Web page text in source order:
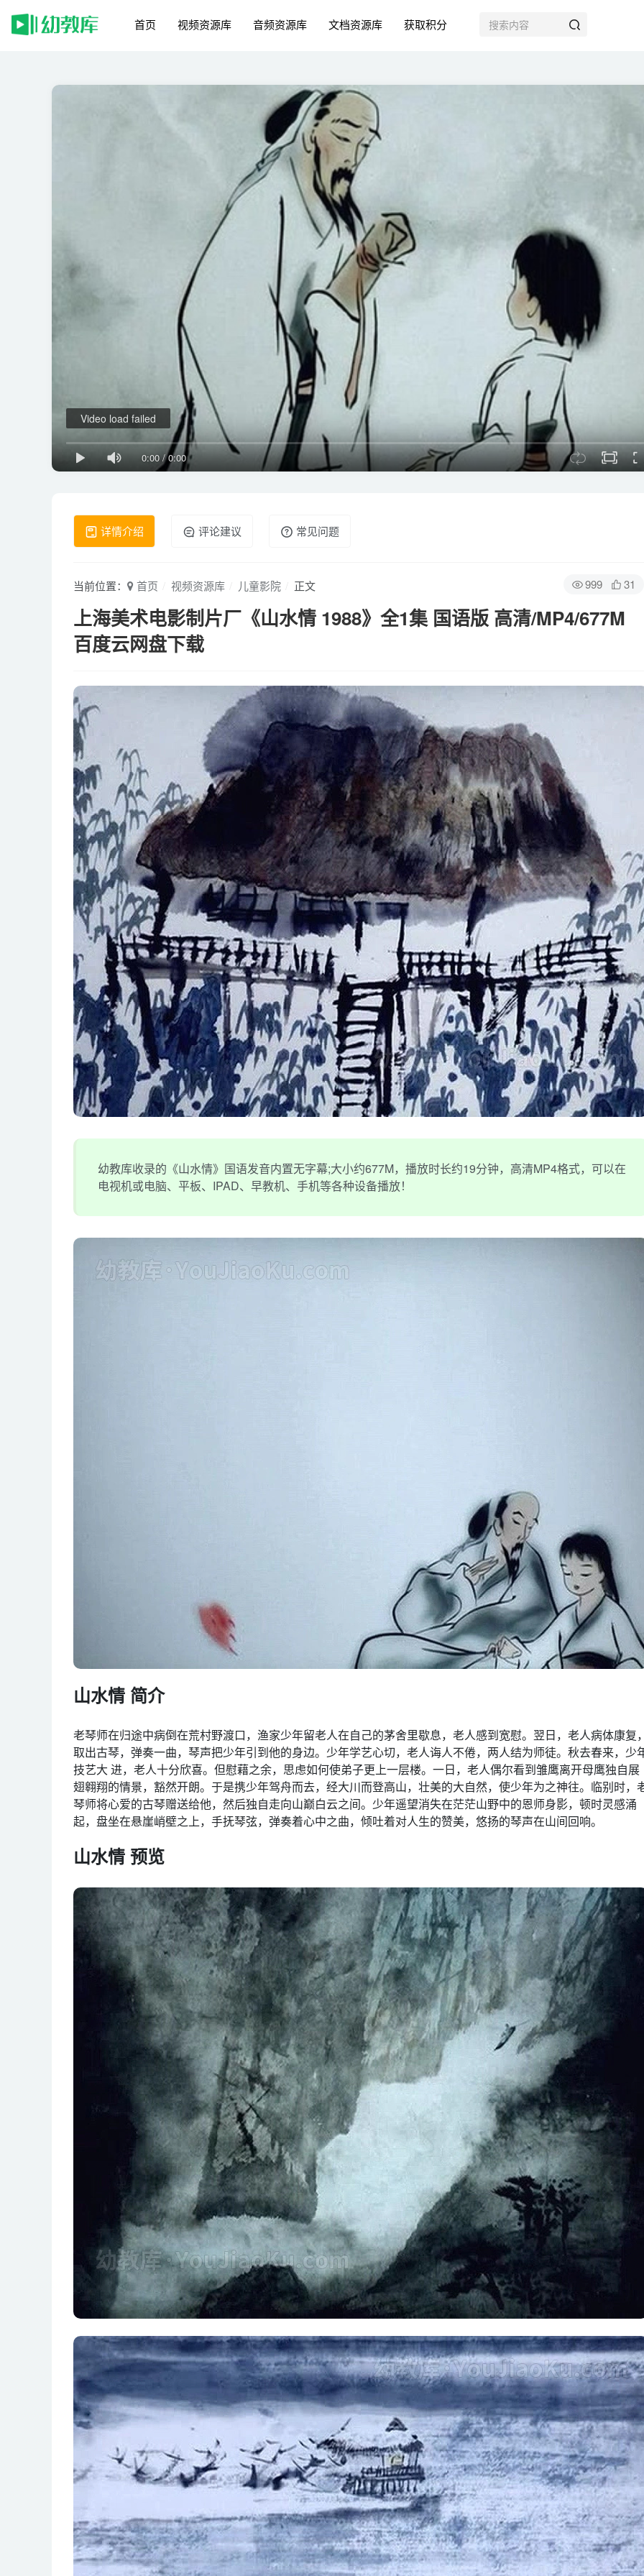
首页 视频资源库 音频资源库 文档资源库 获取积分
0:00/0:00
Video load failed
详情介绍 评论建议 常见问题
999 31
当前位置： 首页 视频资源库 儿童影院 正文
上海美术电影制片厂《山水情 1988》全1集 国语版 高清/MP4/677M
百度云网盘下载
幼教库收录的《山水情》国语发音内置无字幕;大小约677M，播放时长约19分钟，高清MP4格式，可以在
电视机或电脑、平板、IPAD、早教机、手机等各种设备播放！
山水情 简介
老琴师在归途中病倒在荒村野渡口，渔家少年留老人在自己的茅舍里歇息，老人感到宽慰。翌日，老人病体康复，
取出古琴，弹奏一曲，琴声把少年引到他的身边。少年学艺心切，老人诲人不倦，两人结为师徒。秋去春来，少
技艺大 进，老人十分欣喜。但慰藉之余，思虑如何使弟子更上一层楼。一日，老人偶尔看到雏鹰离开母鹰独自展
翅翱翔的情景，豁然开朗。于是携少年驾舟而去，经大川而登高山，壮美的大自然，使少年为之神往。临别时，
琴师将心爱的古琴赠送给他，然后独自走向山巅白云之间。少年遥望消失在茫茫山野中的恩师身影，顿时灵感涌
起，盘坐在悬崖峭壁之上，手抚琴弦，弹奏着心中之曲，倾吐着对人生的赞美，悠扬的琴声在山间回响。
山水情 预览